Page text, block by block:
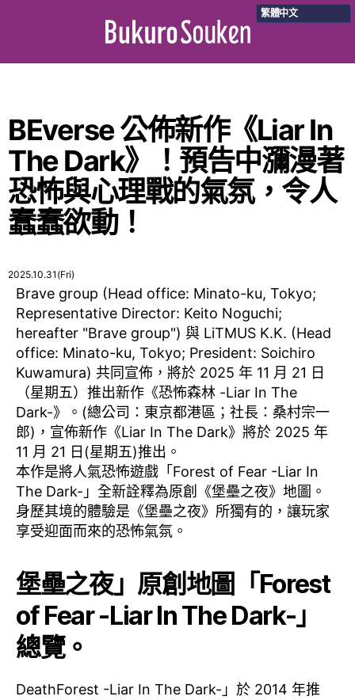
繁體中文
BEverse 公佈新作《Liar In
The Dark》！預告中瀰漫著
恐怖與心理戰的氣氛，令人
蠢蠢欲動！
2025.10.31(Fri)
Brave group (Head office: Minato-ku, Tokyo;
Representative Director: Keito Noguchi;
hereafter "Brave group") 與 LiTMUS K.K. (Head
office: Minato-ku, Tokyo; President: Soichiro
Kuwamura) 共同宣佈，將於 2025 年 11 月 21 日
（星期五）推出新作《恐怖森林 -Liar In The
Dark-》。(總公司：東京都港區；社長：桑村宗一
郎)，宣佈新作《Liar In The Dark》將於 2025 年
11 月 21 日(星期五)推出。
本作是將人氣恐怖遊戲「Forest of Fear -Liar In
The Dark-」全新詮釋為原創《堡壘之夜》地圖。
身歷其境的體驗是《堡壘之夜》所獨有的，讓玩家
享受迎面而來的恐怖氣氛。
堡壘之夜」原創地圖「Forest
of Fear -Liar In The Dark-」
總覽。
DeathForest -Liar In The Dark-」於 2014 年推